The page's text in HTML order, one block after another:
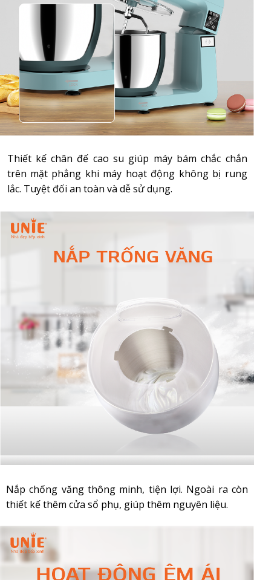
Thiết kế chân đế cao su giúp máy bám chắc chắn
trên mặt phẳng khi máy hoạt động không bị rung
lắc. Tuyệt đối an toàn và dễ sử dụng.
Nắp chống văng thông minh, tiện lợi. Ngoài ra còn
thiết kế thêm cửa sổ phụ, giúp thêm nguyên liệu.